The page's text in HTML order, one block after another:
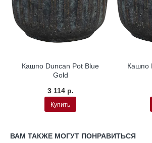
Кашпо Duncan Pot Blue
Gold
3 114 р.
Купить
Кашпо
ВАМ ТАКЖЕ МОГУТ ПОНРАВИТЬСЯ